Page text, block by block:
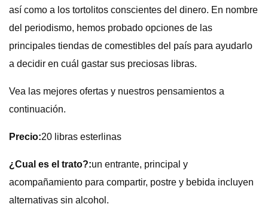
así como a los tortolitos conscientes del dinero. En nombre
del periodismo, hemos probado opciones de las
principales tiendas de comestibles del país para ayudarlo
a decidir en cuál gastar sus preciosas libras.
Vea las mejores ofertas y nuestros pensamientos a
continuación.
Precio:20 libras esterlinas
¿Cual es el trato?:un entrante, principal y
acompañamiento para compartir, postre y bebida incluyen
alternativas sin alcohol.